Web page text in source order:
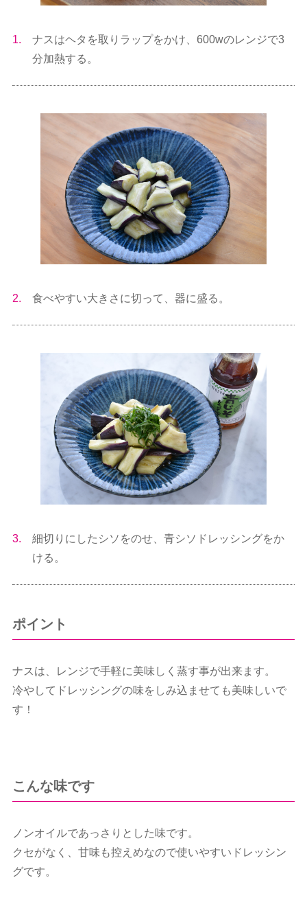
1.
ナスはヘタを取りラップをかけ、600wのレンジで3
分加熱する。
2. 食べやすい大きさに切って、器に盛る。
3.
細切りにしたシソをのせ、青シソドレッシングをか
ける。
ポイント
ナスは、レンジで手軽に美味しく蒸す事が出来ます。
冷やしてドレッシングの味をしみ込ませても美味しいで
す！
こんな味です
ノンオイルであっさりとした味です。
クセがなく、甘味も控えめなので使いやすいドレッシン
グです。